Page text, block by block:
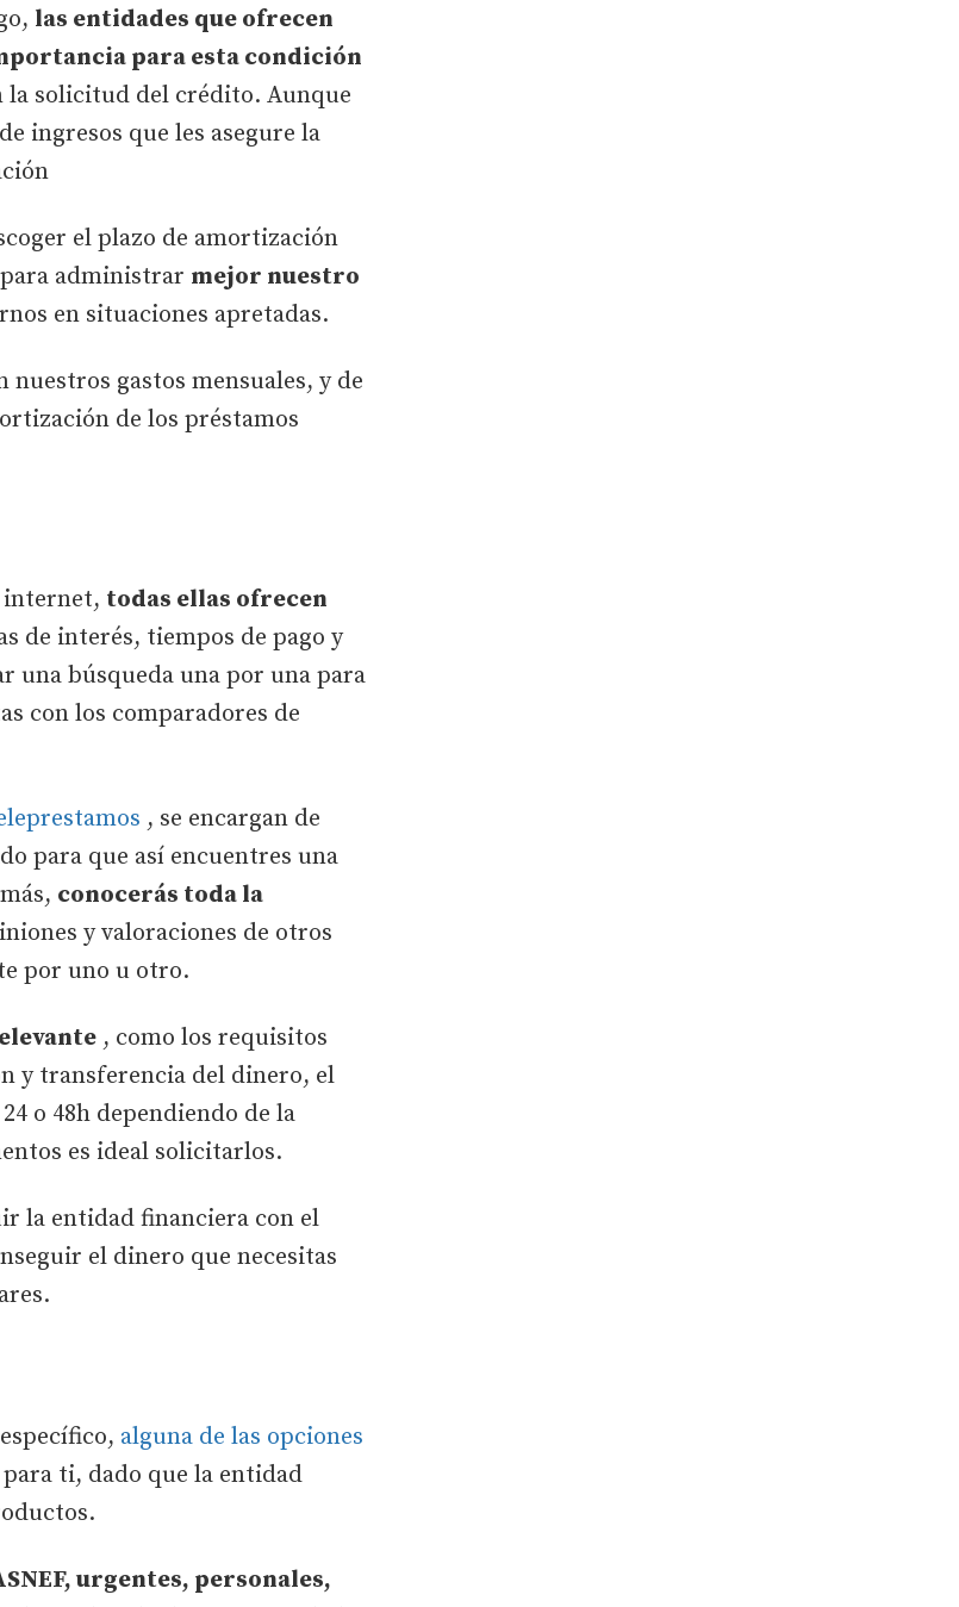
las entidades que ofrecen
para esta condición
la solicitud del crédito. Aunque
ingresos que les asegure la
el plazo de amortización
administrar mejor nuestro
en situaciones apretadas.
gastos mensuales, y de
de los préstamos
internet, todas ellas ofrecen
de interés, tiempos de pago y
una búsqueda una por una para
con los comparadores de
, se encargan de
para que así encuentres una
conocerás toda la
y valoraciones de otros
por uno u otro.
, como los requisitos
y transferencia del dinero, el
o 48h dependiendo de la
es ideal solicitarlos.
la entidad financiera con el
el dinero que necesitas
alguna de las opciones
ti, dado que la entidad
urgentes, personales,